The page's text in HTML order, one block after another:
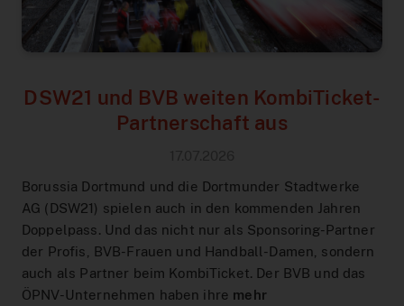
DSW21 und BVB weiten KombiTicket-
Partnerschaft aus
Borussia Dortmund und die Dortmunder Stadtwerke
AG (DSW21) spielen auch in den kommenden Jahren
Doppelpass. Und das nicht nur als Sponsoring-Partner
der Profis, BVB-Frauen und Handball-Damen, sondern
auch als Partner beim KombiTicket. Der BVB und das
ÖPNV-Unternehmen haben ihre mehr